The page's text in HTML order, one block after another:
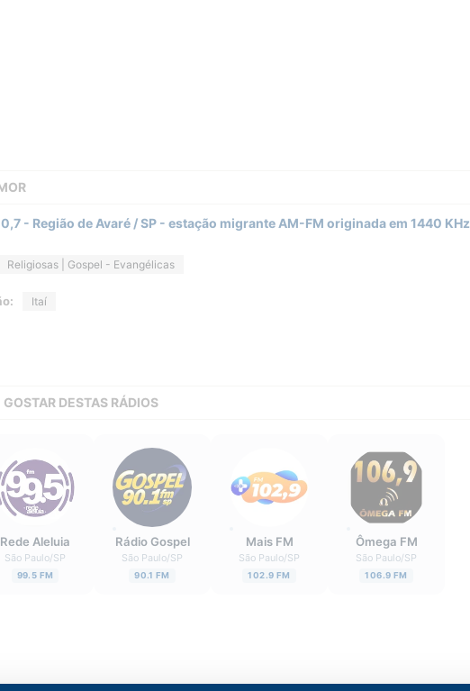
- Região de Avaré / SP - estação migrante AM-FM originada em 1440 KHz
Religiosas | Gospel - Evangélicas
Itaí
DESTAS RÁDIOS
Rede Aleluia
São Paulo/SP
99.5 FM
Rádio Gospel
São Paulo/SP
90.1 FM
Mais FM
São Paulo/SP
102.9 FM
Ômega FM
São Paulo/SP
106.9 FM